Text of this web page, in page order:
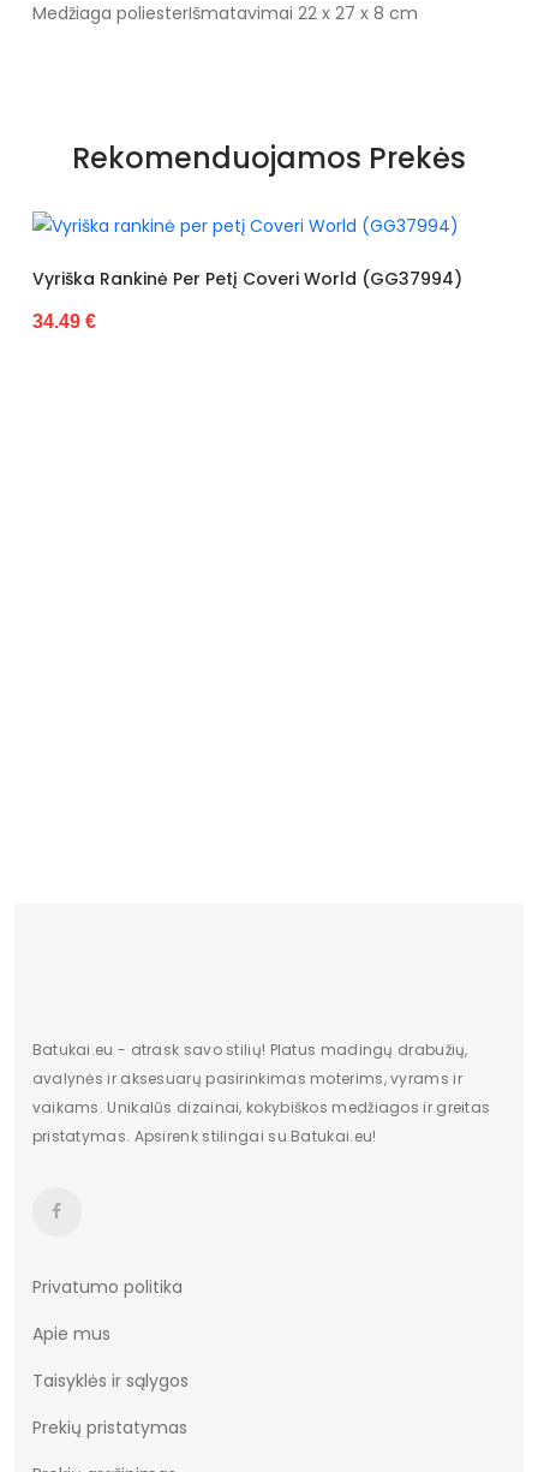
Medžiaga poliesterIšmatavimai 22 x 27 x 8 cm
Rekomenduojamos Prekės
Vyriška Rankinė Per Petį Coveri World (GG37994)
34.49 €
Batukai.eu - atrask savo stilių! Platus madingų drabužių,
avalynės ir aksesuarų pasirinkimas moterims, vyrams ir
vaikams. Unikalūs dizainai, kokybiškos medžiagos ir greitas
pristatymas. Apsirenk stilingai su Batukai.eu!
Privatumo politika
Apie mus
Taisyklės ir sąlygos
Prekių pristatymas